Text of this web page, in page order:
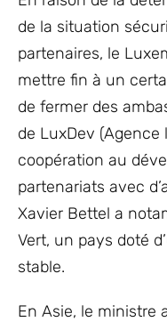
de la situation
partenaires, le
mettre fin à un
de fermer des
de LuxDev
coopération au
partenariats avec
Xavier Bettel a
Vert, un pays doté
stable.
En Asie, le ministre